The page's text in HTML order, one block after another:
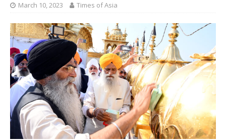
March 10, 2023 Times of Asia